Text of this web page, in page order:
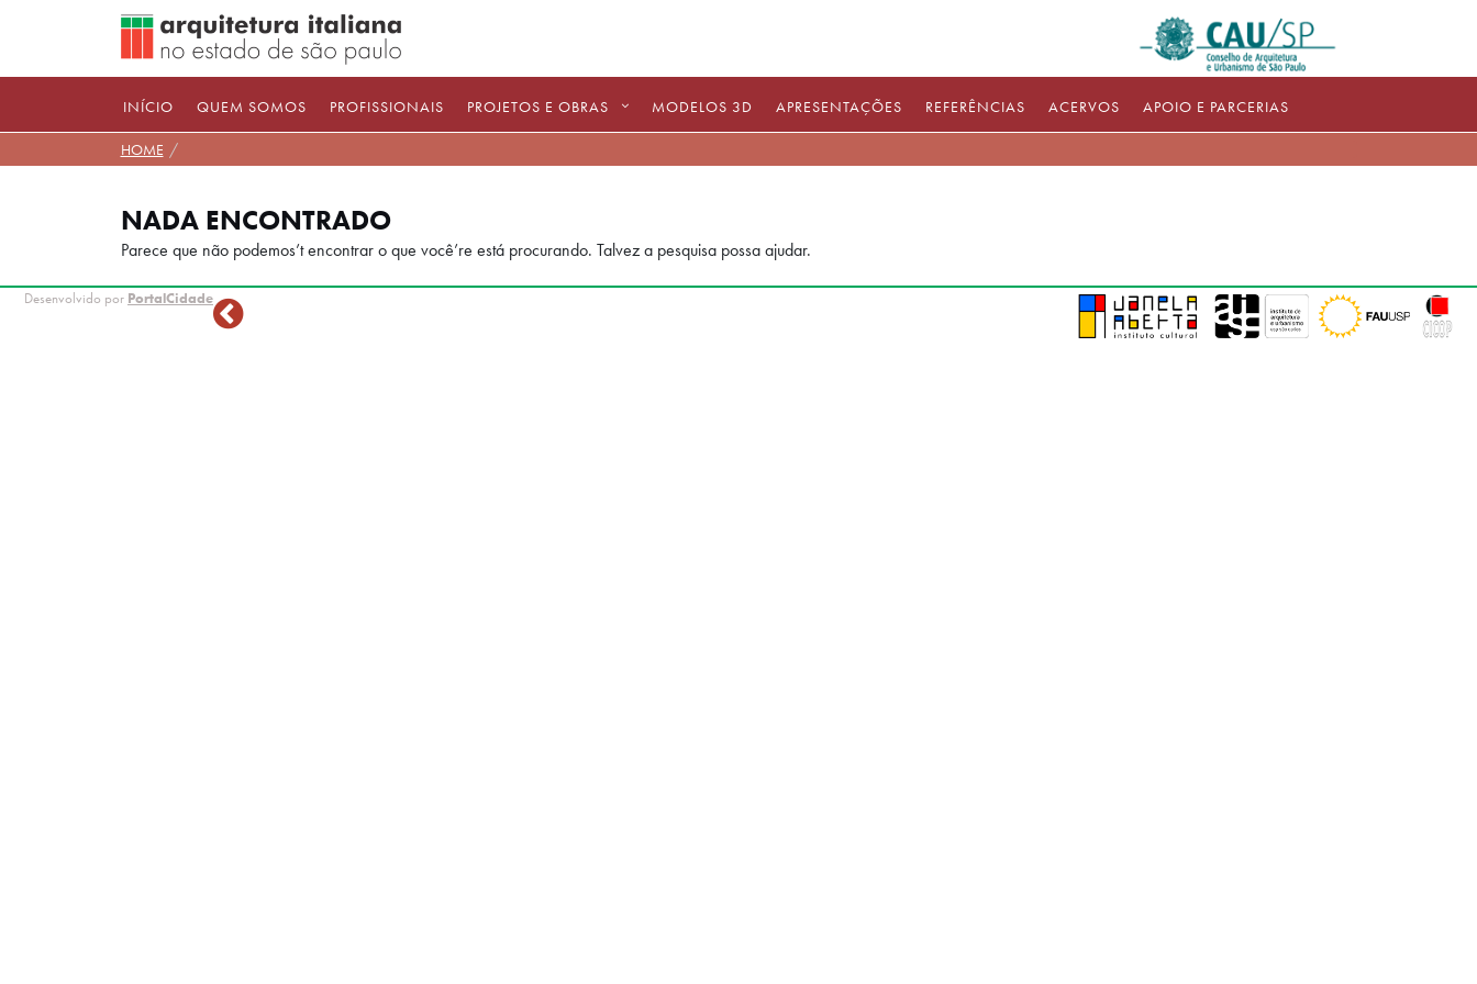
INÍCIO QUEM SOMOS PROFISSIONAIS PROJETOS E OBRAS MODELOS 3D APRESENTAÇÕES REFERÊNCIAS ACERVOS APOIO E PARCERIAS
HOME
NADA ENCONTRADO
Parece que não podemos’t encontrar o que você’re está procurando. Talvez a pesquisa possa ajudar.
Desenvolvido por PortalCidade